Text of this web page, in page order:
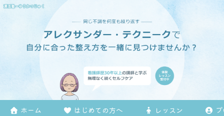
ホーム はじめての方へ レッスン